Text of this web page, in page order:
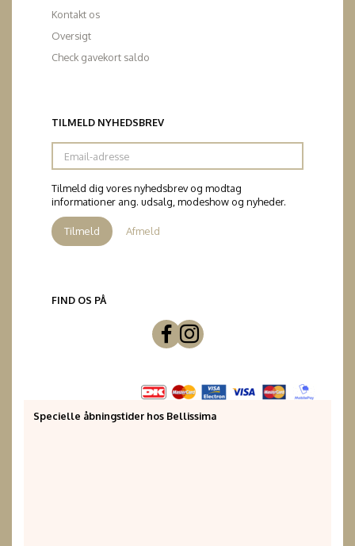
Kontakt os
Oversigt
Check gavekort saldo
TILMELD NYHEDSBREV
Email-
adresse
Tilmeld dig vores nyhedsbrev og modtag
informationer ang. udsalg, modeshow og nyheder.
Tilmeld Afmeld
FIND OS PÅ
Specielle åbningstider hos Bellissima